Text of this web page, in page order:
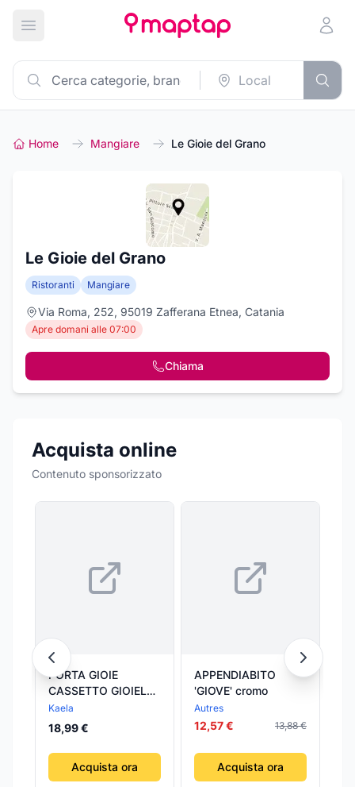
Apri menu principale
Home Mangiare Le Gioie del Grano
Le Gioie del Grano
Ristoranti Mangiare
Via Roma, 252, 95019 Zafferana Etnea, Catania
Apre domani alle 07:00
Chiama
Acquista online
Contenuto sponsorizzato
PORTA GIOIE
CASSETTO GIOIELLI
LEGNO CON
SPECCHIO DECORO
CUORE
21X10X30CM
678561
Kaela
18,99 €
Acquista ora
APPENDIABITO
'GIOVE' cromo
Autres
12,57 € 13,88 €
Acquista ora